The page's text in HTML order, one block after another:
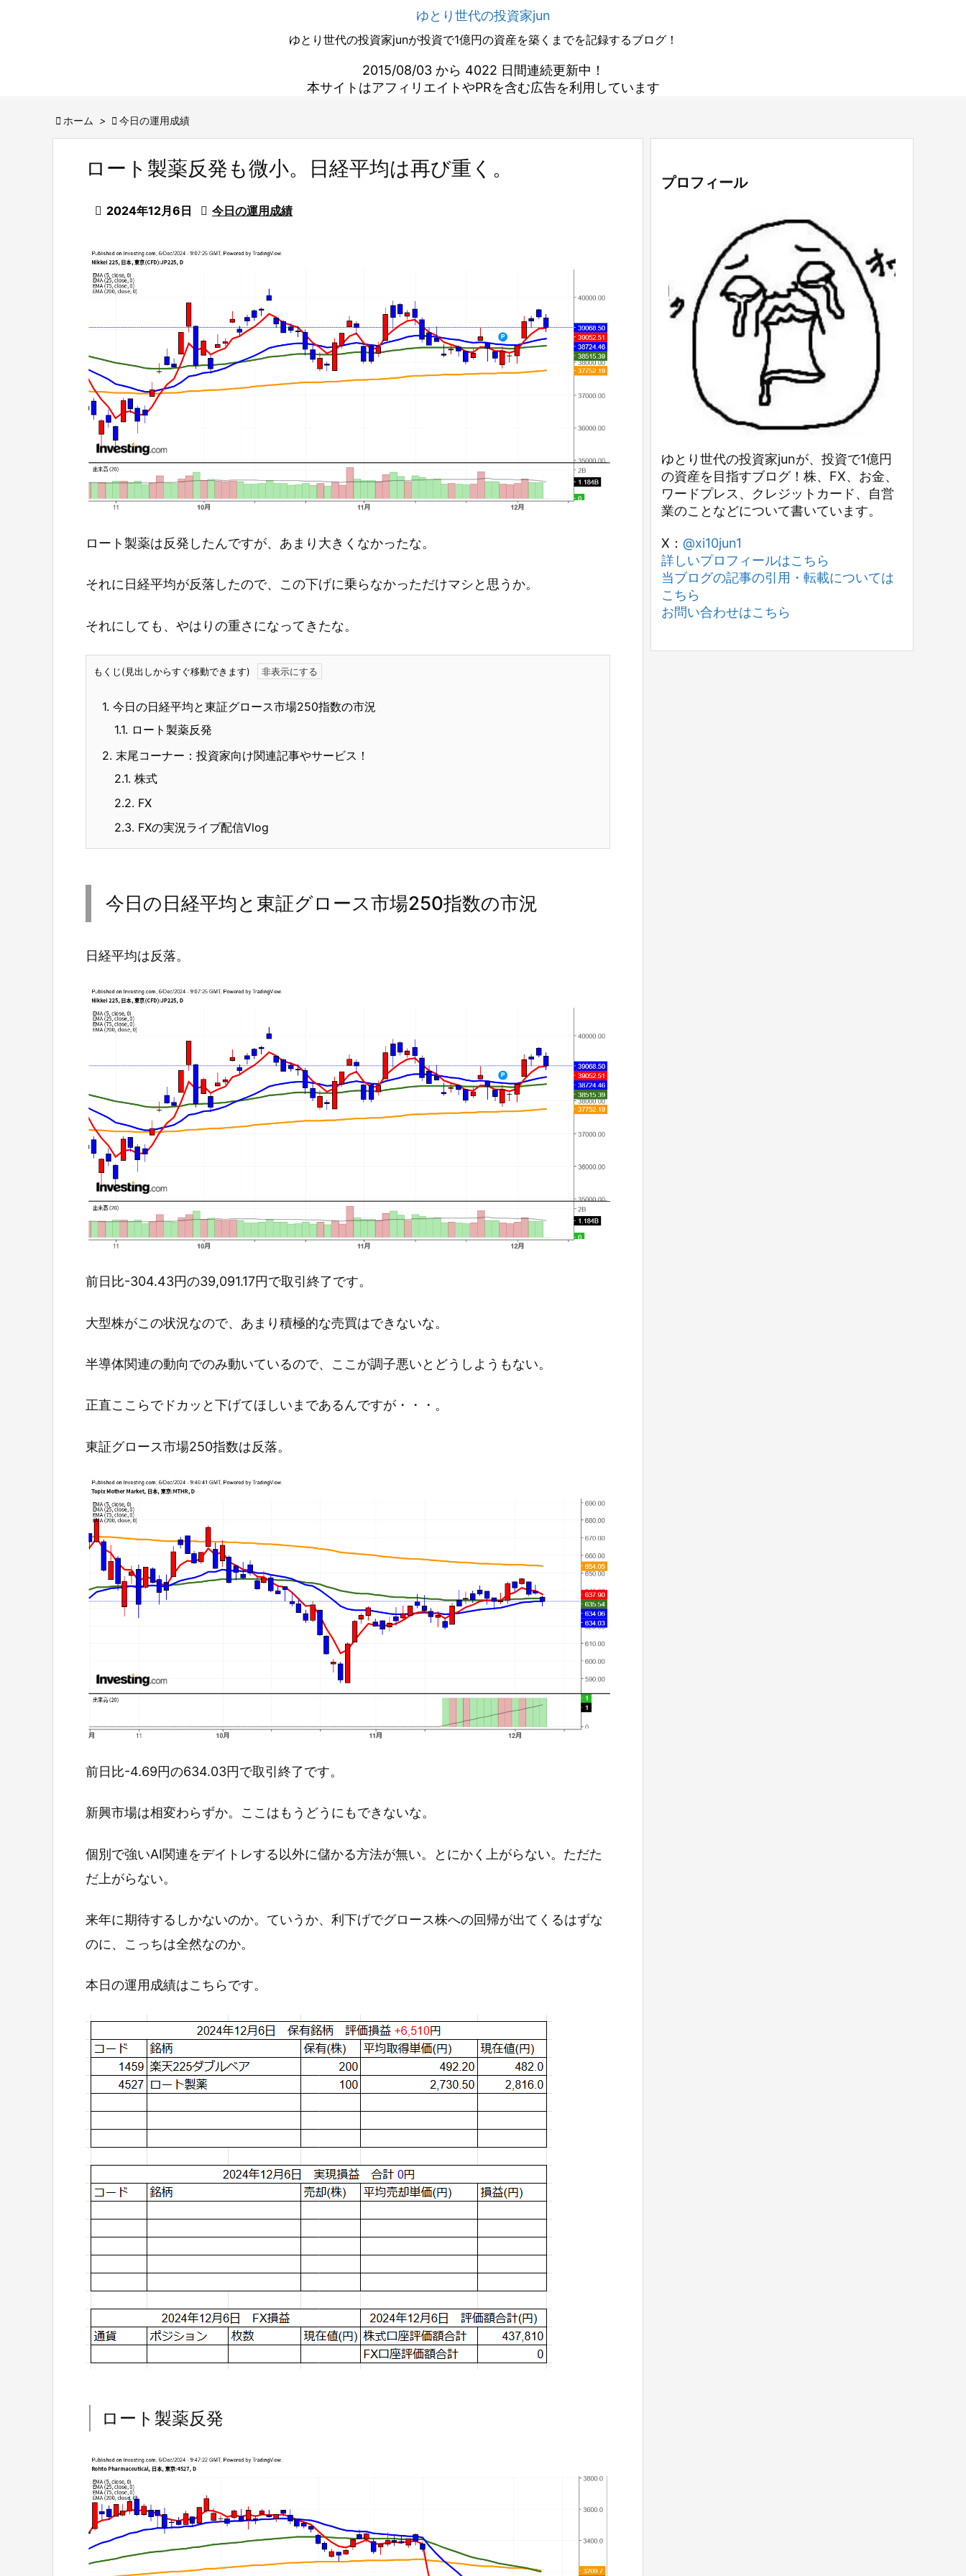
ゆとり世代の投資家jun
ゆとり世代の投資家junが投資で1億円の資産を築くまでを記録するブログ！
2015/08/03 から 4022 日間連続更新中！
本サイトはアフィリエイトやPRを含む広告を利用しています
 ホーム >  今日の運用成績
ロート製薬反発も微小。日経平均は再び重く。
 2024年12月6日  今日の運用成績
ロート製薬は反発したんですが、あまり大きくなかったな。
それに日経平均が反落したので、この下げに乗らなかっただけマシと思うか。
それにしても、やはりの重さになってきたな。
もくじ(見出しからすぐ移動できます)
1. 今日の日経平均と東証グロース市場250指数の市況
1.1. ロート製薬反発
2. 末尾コーナー：投資家向け関連記事やサービス！
2.1. 株式
2.2. FX
2.3. FXの実況ライブ配信Vlog
今日の日経平均と東証グロース市場250指数の市況
日経平均は反落。
前日比-304.43円の39,091.17円で取引終了です。
大型株がこの状況なので、あまり積極的な売買はできないな。
半導体関連の動向でのみ動いているので、ここが調子悪いとどうしようもない。
正直ここらでドカッと下げてほしいまであるんですが・・・。
東証グロース市場250指数は反落。
前日比-4.69円の634.03円で取引終了です。
新興市場は相変わらずか。ここはもうどうにもできないな。
個別で強いAI関連をデイトレする以外に儲かる方法が無い。とにかく上がらない。ただた
だ上がらない。
来年に期待するしかないのか。ていうか、利下げでグロース株への回帰が出てくるはずな
のに、こっちは全然なのか。
本日の運用成績はこちらです。
ロート製薬反発
プロフィール
ゆとり世代の投資家junが、投資で1億円
の資産を目指すブログ！株、FX、お金、
ワードプレス、クレジットカード、自営
業のことなどについて書いています。
X： @xi10jun1
詳しいプロフィールはこちら
当ブログの記事の引用・転載については
こちら
お問い合わせはこちら